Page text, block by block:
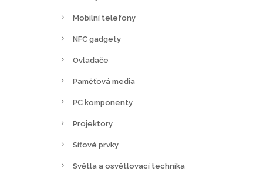
Mobilní telefony
NFC gadgety
Ovladače
Paměťová media
PC komponenty
Projektory
Síťové prvky
Světla a osvětlovací technika